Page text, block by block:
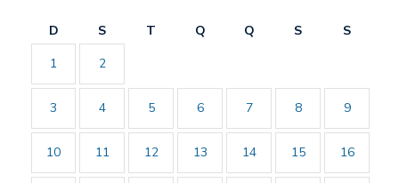
D S T Q Q S
S
1
2
3 4 5 6 7 8 9
10 11 12 13 14 15 16